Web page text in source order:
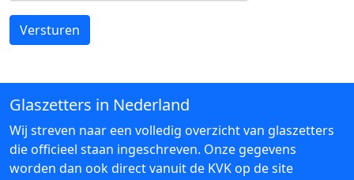
Versturen
Glaszetters in Nederland
Wij streven naar een volledig overzicht van glaszetters
die officieel staan ingeschreven. Onze gegevens
worden dan ook direct vanuit de KVK op de site